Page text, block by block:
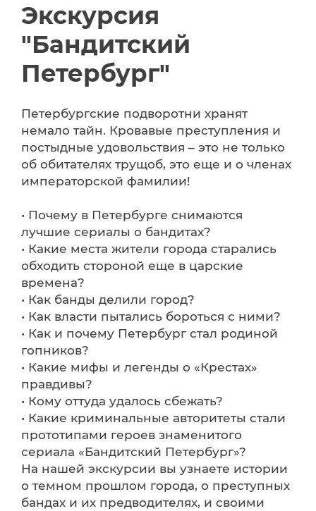
Экскурсия
"Бандитский
Петербург"
Петербургские подворотни хранят
немало тайн. Кровавые преступления и
постыдные удовольствия – это не только
об обитателях трущоб, это еще и о членах
императорской фамилии!
• Почему в Петербурге снимаются
лучшие сериалы о бандитах?
• Какие места жители города старались
обходить стороной еще в царские
времена?
• Как банды делили город?
• Как власти пытались бороться с ними?
• Как и почему Петербург стал родиной
гопников?
• Какие мифы и легенды о «Крестах»
правдивы?
• Кому оттуда удалось сбежать?
• Какие криминальные авторитеты стали
прототипами героев знаменитого
сериала «Бандитский Петербург»?
На нашей экскурсии вы узнаете истории
о темном прошлом города, о преступных
бандах и их предводителях, и своими